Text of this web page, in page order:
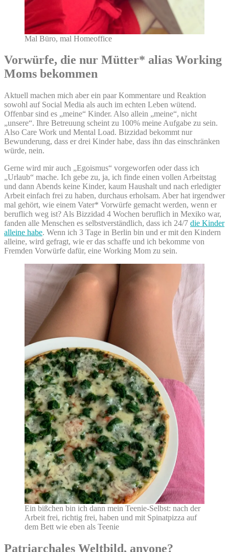
Mal Büro, mal Homeoffice
Vorwürfe, die nur Mütter* alias Working
Moms bekommen
Aktuell machen mich aber ein paar Kommentare und Reaktion
sowohl auf Social Media als auch im echten Leben wütend.
Offenbar sind es „meine“ Kinder. Also allein „meine“, nicht
„unsere“. Ihre Betreuung scheint zu 100% meine Aufgabe zu sein.
Also Care Work und Mental Load. Bizzidad bekommt nur
Bewunderung, dass er drei Kinder habe, dass ihn das einschränken
würde, nein.
Gerne wird mir auch „Egoismus“ vorgeworfen oder dass ich
„Urlaub“ mache. Ich gebe zu, ja, ich finde einen vollen Arbeitstag
und dann Abends keine Kinder, kaum Haushalt und nach erledigter
Arbeit einfach frei zu haben, durchaus erholsam. Aber hat irgendwer
mal gehört, wie einem Vater* Vorwürfe gemacht werden, wenn er
beruflich weg ist? Als Bizzidad 4 Wochen beruflich in Mexiko war,
fanden alle Menschen es selbstverständlich, dass ich 24/7 die Kinder
alleine habe. Wenn ich 3 Tage in Berlin bin und er mit den Kindern
alleine, wird gefragt, wie er das schaffe und ich bekomme von
Fremden Vorwürfe dafür, eine Working Mom zu sein.
Ein bißchen bin ich dann mein Teenie-Selbst: nach der
Arbeit frei, richtig frei, haben und mit Spinatpizza auf
dem Bett wie eben als Teenie
Patriarchales Weltbild, anyone?